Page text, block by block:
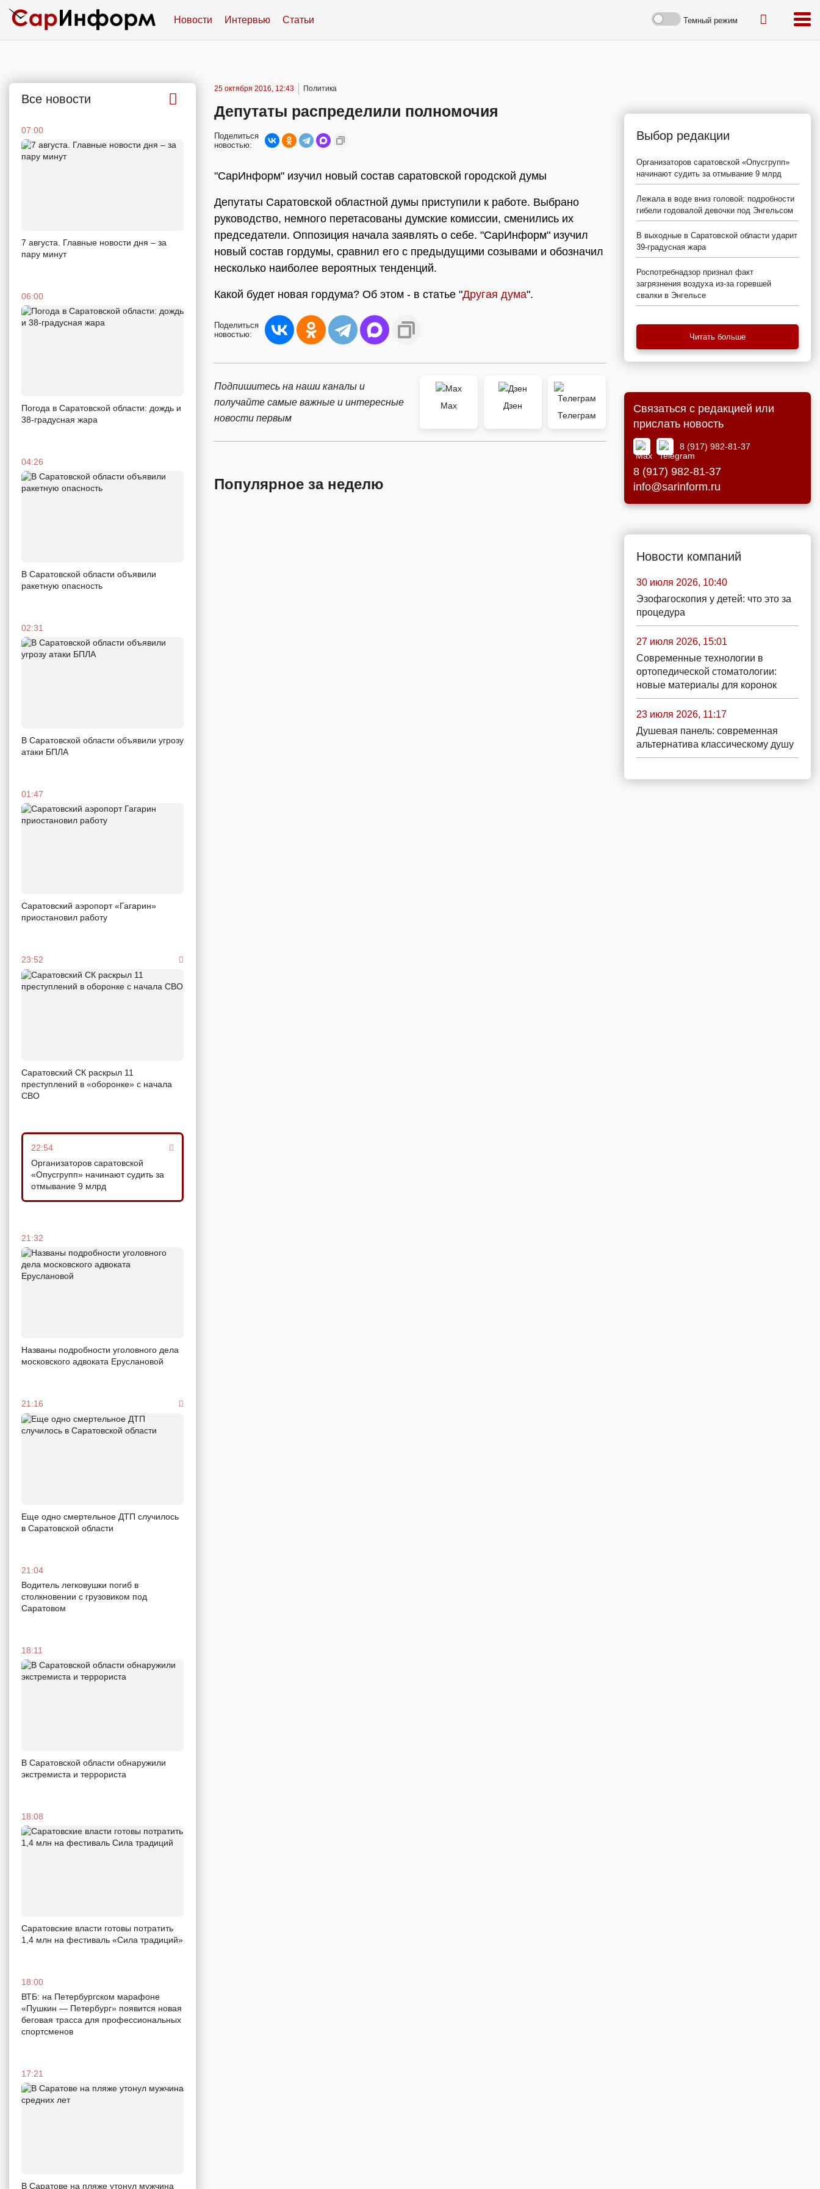
Новости Интервью Статьи Темный режим
Все новости
07:00
7 августа. Главные новости дня – за
пару минут
06:00
Погода в Саратовской области: дождь и
38-градусная жара
04:26
В Саратовской области объявили
ракетную опасность
02:31
В Саратовской области объявили угрозу
атаки БПЛА
01:47
Саратовский аэропорт «Гагарин»
приостановил работу
23:52
Саратовский СК раскрыл 11
преступлений в «оборонке» с начала
СВО
22:54
Организаторов саратовской
«Опусгрупп» начинают судить за
отмывание 9 млрд
21:32
Названы подробности уголовного дела
московского адвоката Еруслановой
21:16
Еще одно смертельное ДТП случилось
в Саратовской области
21:04
Водитель легковушки погиб в
столкновении с грузовиком под
Саратовом
18:11
В Саратовской области обнаружили
экстремиста и террориста
18:08
Саратовские власти готовы потратить
1,4 млн на фестиваль «Сила традиций»
18:00
ВТБ: на Петербургском марафоне
«Пушкин — Петербург» появится новая
беговая трасса для профессиональных
спортсменов
17:21
В Саратове на пляже утонул мужчина
25 октября 2016, 12:43 Политика
Депутаты распределили полномочия
Поделиться
новостью:
"СарИнформ" изучил новый состав саратовской городской думы
Депутаты Саратовской областной думы приступили к работе. Выбрано
руководство, немного перетасованы думские комиссии, сменились их
председатели. Оппозиция начала заявлять о себе. "СарИнформ" изучил
новый состав гордумы, сравнил его с предыдущими созывами и обозначил
несколько наиболее вероятных тенденций.
Какой будет новая гордума? Об этом - в статье "Другая дума".
Поделиться
новостью:
Подпишитесь на наши каналы и
получайте самые важные и интересные
новости первым
Max
Дзен
Телеграм
Популярное за неделю
Выбор редакции
Организаторов саратовской «Опусгрупп»
начинают судить за отмывание 9 млрд
Лежала в воде вниз головой: подробности
гибели годовалой девочки под Энгельсом
В выходные в Саратовской области ударит
39-градусная жара
Роспотребнадзор признал факт
загрязнения воздуха из-за горевшей
свалки в Энгельсе
Читать больше
Связаться с редакцией или
прислать новость
8 (917) 982-81-37
8 (917) 982-81-37
info@sarinform.ru
Новости компаний
30 июля 2026, 10:40
Эзофагоскопия у детей: что это за
процедура
27 июля 2026, 15:01
Современные технологии в
ортопедической стоматологии:
новые материалы для коронок
23 июля 2026, 11:17
Душевая панель: современная
альтернатива классическому душу